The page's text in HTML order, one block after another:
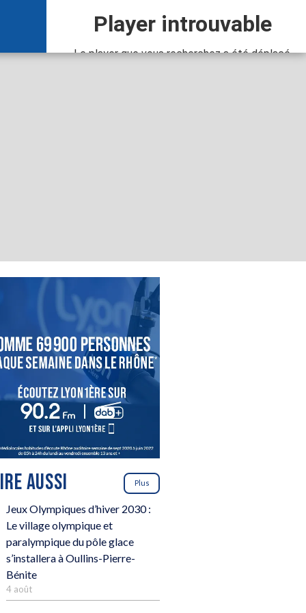
AUSSI Plus
Jeux Olympiques d’hiver 2030 :
Le village olympique et
paralympique du pôle glace
s’installera à Oullins-Pierre-
Bénite
4 août